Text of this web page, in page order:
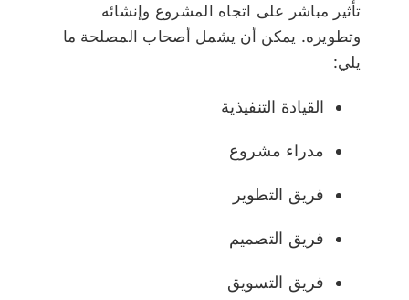
تأثير مباشر على اتجاه المشروع وإنشائه
وتطويره. يمكن أن يشمل أصحاب المصلحة ما
يلي:
القيادة التنفيذية
مدراء مشروع
فريق التطوير
فريق التصميم
فريق التسويق